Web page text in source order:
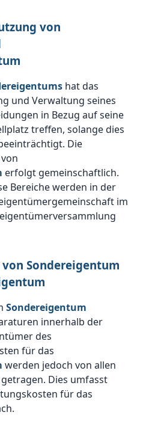
von
hat das
und Verwaltung seines
in Bezug auf seine
treffen, solange dies
Die
erfolgt gemeinschaftlich.
Bereiche werden in der
im
Sondereigentum
Sondereigentum
innerhalb der
des
für das
werden jedoch von allen
Dies umfasst
für das